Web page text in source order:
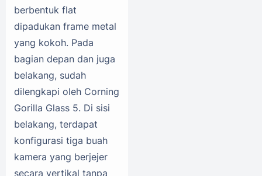
berbentuk flat
dipadukan frame metal
yang kokoh. Pada
bagian depan dan juga
belakang, sudah
dilengkapi oleh Corning
Gorilla Glass 5. Di sisi
belakang, terdapat
konfigurasi tiga buah
kamera yang berjejer
secara vertikal tanpa